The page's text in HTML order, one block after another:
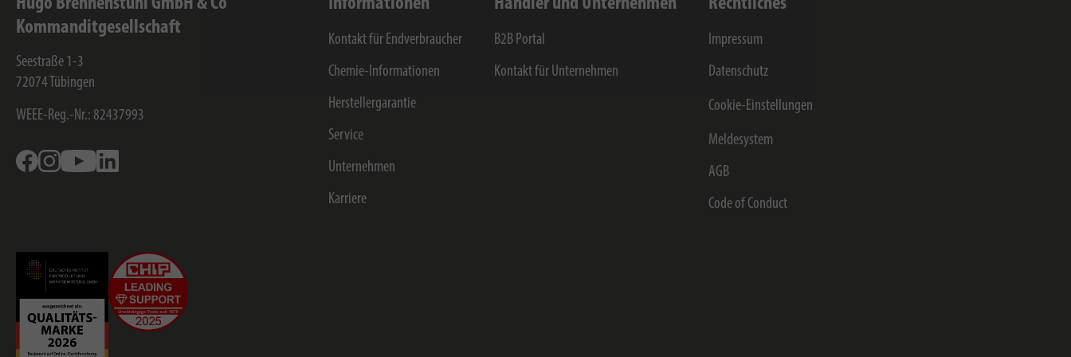
Kommanditgesellschaft
Seestraße 1-3
72074 Tübingen
WEEE-Reg.-Nr.: 82437993
FacebookInstagramYoutube
Kontakt für Endverbraucher
Chemie-Informationen
Herstellergarantie
Service
Unternehmen
Karriere
B2B Portal
Kontakt für Unternehmen
Impressum
Datenschutz
Cookie-Einstellungen
Meldesystem
AGB
Code of Conduct